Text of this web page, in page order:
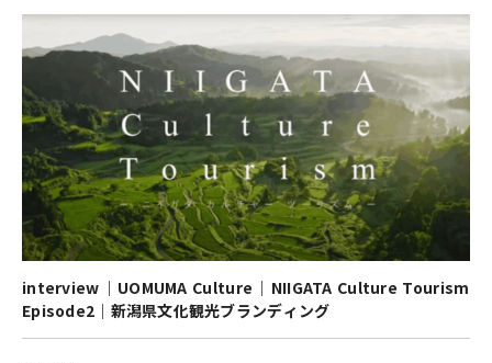
interview｜UOMUMA Culture｜NIIGATA Culture Tourism
Episode2｜新潟県文化観光ブランディング